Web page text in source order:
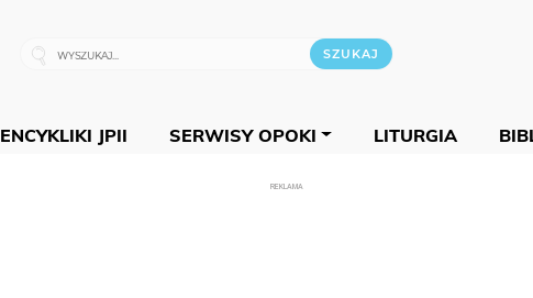
ENCYKLIKI JPII SERWISY OPOKI LITURGIA
REKLAMA